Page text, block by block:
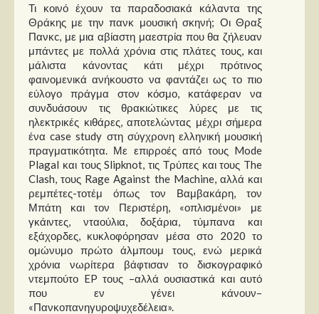
Τι κοινό έχουν τα παραδοσιακά κάλαντα της
Θράκης με την πανκ μουσική σκηνή; Οι Θραξ
Πανκc, με μια αβίαστη μαεστρία που θα ζήλευαν
μπάντες με πολλά χρόνια στις πλάτες τους, και
μάλιστα κάνοντας κάτι μέχρι πρότινος
φαινομενικά ανήκουστο να φαντάζει ως το πιο
εύλογο πράγμα στον κόσμο, κατάφεραν να
συνδυάσουν τις θρακιώτικες λύρες με τις
ηλεκτρικές κιθάρες, αποτελώντας μέχρι σήμερα
ένα case study στη σύγχρονη ελληνική μουσική
πραγματικότητα. Με επιρροές από τους Mode
Plagal και τους Slipknot, τις Τρύπες και τους The
Clash, τους Rage Against the Machine, αλλά και
ρεμπέτες-τοτέμ όπως τον Βαμβακάρη, τον
Μπάτη και τον Περιστέρη, «οπλισμένοι» με
γκάιντες, νταούλια, δοξάρια, τύμπανα και
εξάχορδες, κυκλοφόρησαν μέσα στο 2020 το
ομώνυμο πρώτο άλμπουμ τους, ενώ μερικά
χρόνια νωρίτερα βάφτισαν το δισκογραφικό
ντεμπούτο EP τους –αλλά ουσιαστικά και αυτό
που εν γένει κάνουν–
«Πανκοπανηγυροψυχεδέλεια».